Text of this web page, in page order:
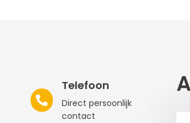
Telefoon
Direct persoonlijk
contact